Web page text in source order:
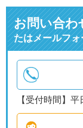
お問い合わ
たはメールフ
【受付時間】